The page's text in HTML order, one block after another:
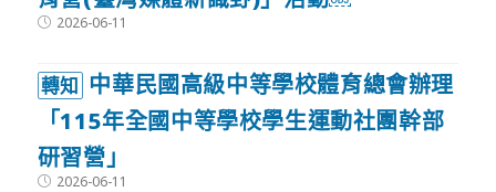
Post2026-06-11
轉知 中華民國高級中等學校體育總會辦理
「115年全國中等學校學生運動社團幹部
研習營」
Post2026-06-11